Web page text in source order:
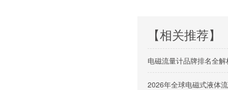
【相关推荐】
电磁流量计品牌排名全
2026年全球电磁式液体